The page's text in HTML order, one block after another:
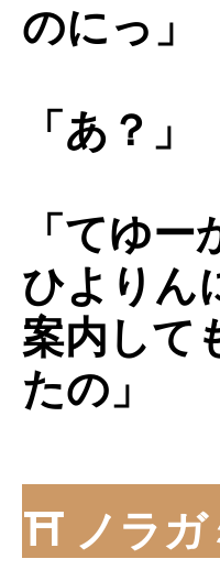
のにっ」
「あ？」
「てゆー
ひよりん
案内して
たの」
⛩ ノラガ